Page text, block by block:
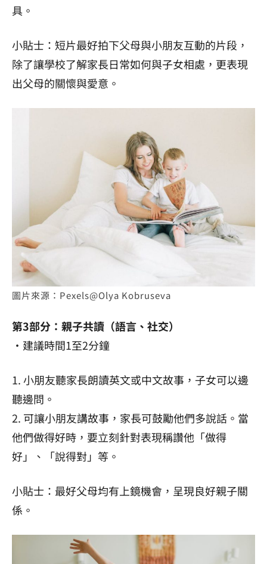
具。
小貼士：短片最好拍下父母與小朋友互動的片段，
除了讓學校了解家長日常如何與子女相處，更表現
出父母的關懷與愛意。
圖片來源：Pexels@Olya Kobruseva
第3部分：親子共讀（語言、社交）
・建議時間1至2分鐘
1. 小朋友聽家長朗讀英文或中文故事，子女可以邊
聽邊問。
2. 可讓小朋友講故事，家長可鼓勵他們多說話。當
他們做得好時，要立刻針對表現稱讚他「做得
好」、「說得對」等。
小貼士：最好父母均有上鏡機會，呈現良好親子關
係。